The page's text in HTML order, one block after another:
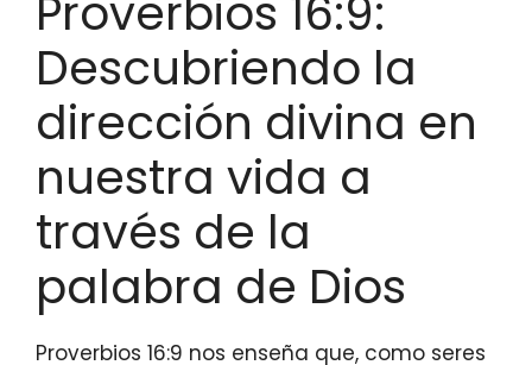
Proverbios 16:9:
Descubriendo la
dirección divina en
nuestra vida a
través de la
palabra de Dios
Proverbios 16:9 nos enseña que, como seres